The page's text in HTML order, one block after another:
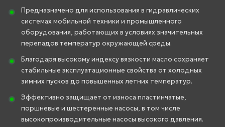
Предназначено для использования в гидравлических
системах мобильной техники и промышленного
оборудования, работающих в условиях значительных
перепадов температур окружающей среды.
Благодаря высокому индексу вязкости масло сохраняет
стабильные эксплуатационные свойства от холодных
зимних пусков до повышенных летних температур.
Эффективно защищает от износа пластинчатые,
поршневые и шестеренные насосы, в том числе
высокопроизводительные насосы высокого давления.